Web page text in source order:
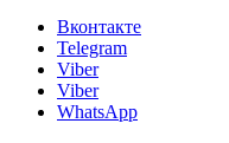
Вконтакте
Telegram
Viber
Viber
WhatsApp